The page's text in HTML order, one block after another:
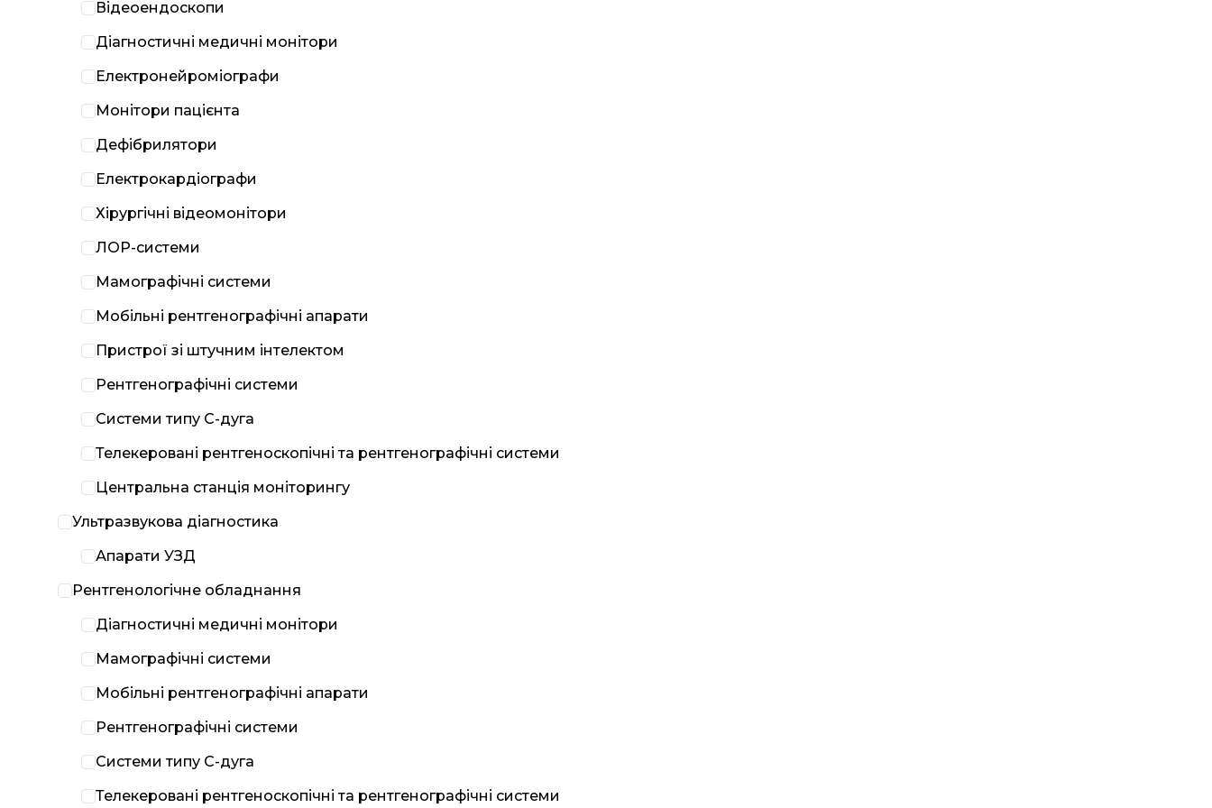
Відеоендоскопи
Діагностичні медичні монітори
Електронейроміографи
Монітори пацієнта
Дефібрилятори
Електрокардіографи
Хірургічні відеомонітори
ЛОР-системи
Мамографічні системи
Мобільні рентгенографічні апарати
Пристрої зі штучним інтелектом
Рентгенографічні системи
Системи типу С-дуга
Телекеровані рентгеноскопічні та рентгенографічні системи
Центральна станція моніторингу
Ультразвукова діагностика
Апарати УЗД
Рентгенологічне обладнання
Діагностичні медичні монітори
Мамографічні системи
Мобільні рентгенографічні апарати
Рентгенографічні системи
Системи типу С-дуга
Телекеровані рентгеноскопічні та рентгенографічні системи